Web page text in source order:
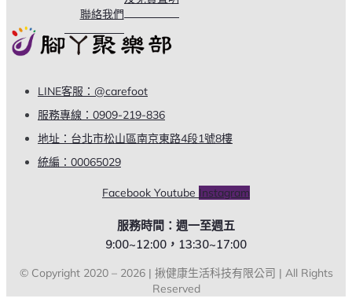
聯絡我們
LINE客服：@carefoot
服務專線：0909-219-836
地址：台北市松山區南京東路4段1號8樓
統編：00065029
Facebook Youtube Instagram
服務時間：週一至週五
9:00~12:00，13:30~17:00
© Copyright 2020 – 2026 | 揪健康生活科技有限公司 | All Rights
Reserved